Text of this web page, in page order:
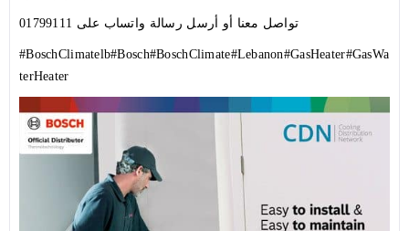
تواصل معنا أو أرسل رسالة واتساب على 01799111
#BoschClimatelb#Bosch#BoschClimate#Lebanon#GasHeater#GasWa
terHeater